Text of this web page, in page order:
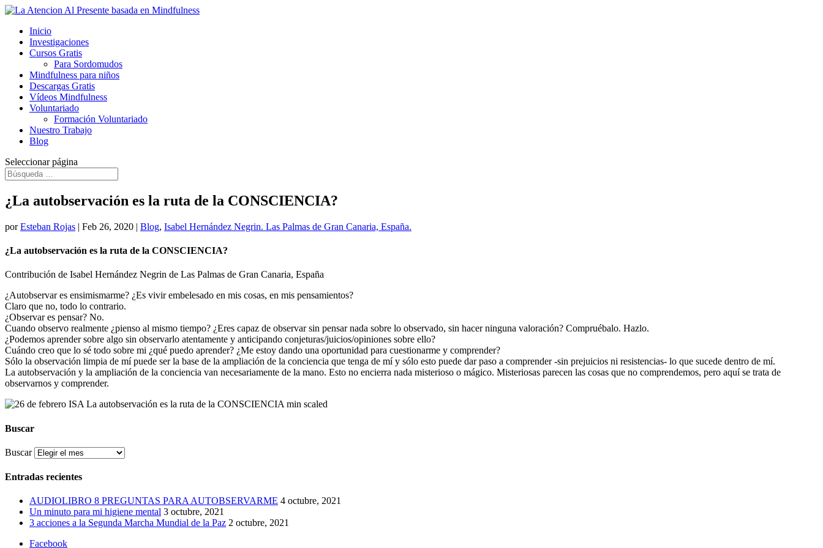
Inicio
Investigaciones
Cursos Gratis
Para Sordomudos
Mindfulness para niños
Descargas Gratis
Vídeos Mindfulness
Voluntariado
Formación Voluntariado
Nuestro Trabajo
Blog
Seleccionar página
¿La autobservación es la ruta de la CONSCIENCIA?
porEsteban Rojas | Feb 26, 2020 | Blog, Isabel Hernández Negrin. Las Palmas de Gran Canaria, España.
¿La autobservación es la ruta de la CONSCIENCIA?
Contribución de Isabel Hernández Negrin de Las Palmas de Gran Canaria, España
¿Autobservar es ensimismarme? ¿Es vivir embelesado en mis cosas, en mis pensamientos?
Claro que no, todo lo contrario.
¿Observar es pensar? No.
Cuando observo realmente ¿pienso al mismo tiempo? ¿Eres capaz de observar sin pensar nada sobre lo observado, sin hacer ninguna valoración? Compruébalo. Hazlo.
¿Podemos aprender sobre algo sin observarlo atentamente y anticipando conjeturas/juicios/opiniones sobre ello?
Cuándo creo que lo sé todo sobre mi ¿qué puedo aprender? ¿Me estoy dando una oportunidad para cuestionarme y comprender?
Sólo la observación limpia de mí puede ser la base de la ampliación de la conciencia que tenga de mí y sólo esto puede dar paso a comprender -sin prejuicios ni resistencias- lo que sucede dentro de mí.
La autobservación y la ampliación de la conciencia van necesariamente de la mano. Esto no encierra nada misterioso o mágico. Misteriosas parecen las cosas que no comprendemos, pero aquí se trata de
observarnos y comprender.
Buscar
Buscar
Entradas recientes
AUDIOLIBRO 8 PREGUNTAS PARA AUTOBSERVARME 4 octubre, 2021
Un minuto para mi higiene mental 3 octubre, 2021
3 acciones a la Segunda Marcha Mundial de la Paz 2 octubre, 2021
Facebook